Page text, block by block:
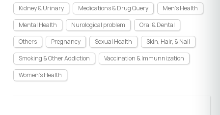
Kidney & Urinary
Medications & Drug Query
Men's Health
Mental Health
Nurological problem
Oral & Dental
Others
Pregnancy Sexual Health
Skin, Hair, & Nail
Smoking & Other Addiction
Vaccination & Immunnization
Women's Health